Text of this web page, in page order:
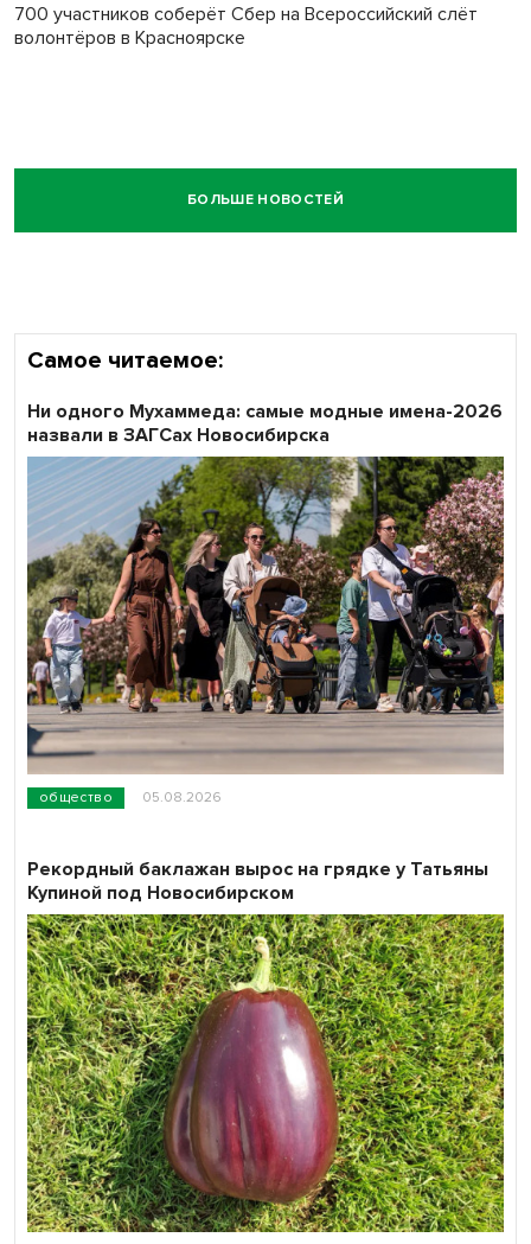
700 участников соберёт Сбер на Всероссийский слёт
волонтёров в Красноярске
БОЛЬШЕ НОВОСТЕЙ
Самое читаемое:
общество 05.08.2026
Ни одного Мухаммеда: самые модные имена-2026
назвали в ЗАГСах Новосибирска
Рекордный баклажан вырос на грядке у Татьяны
Купиной под Новосибирском